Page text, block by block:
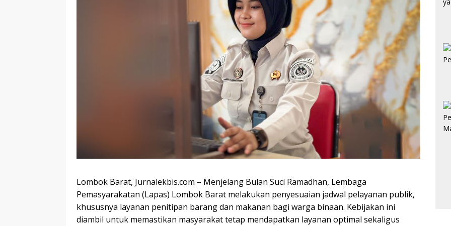
Lombok Barat, Jurnalekbis.com – Menjelang Bulan Suci Ramadhan, Lembaga
Pemasyarakatan (Lapas) Lombok Barat melakukan penyesuaian jadwal pelayanan publik,
khususnya layanan penitipan barang dan makanan bagi warga binaan. Kebijakan ini
diambil untuk memastikan masyarakat tetap mendapatkan layanan optimal sekaligus